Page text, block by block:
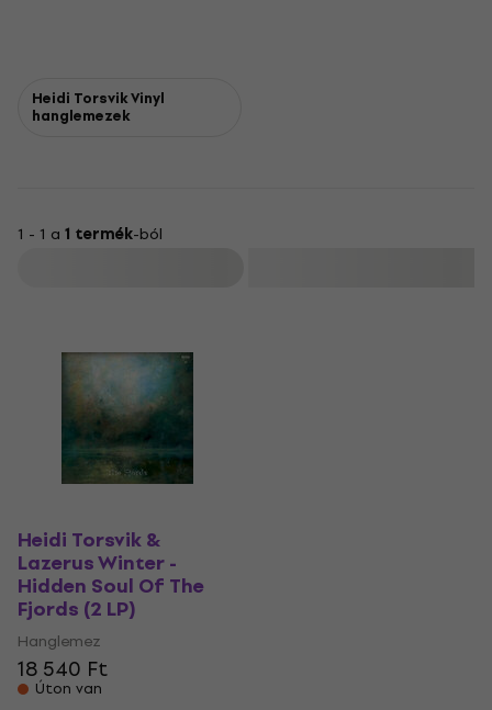
Heidi Torsvik Vinyl
hanglemezek
1 - 1 a 1 termék-ból
Heidi Torsvik &
Lazerus Winter -
Hidden Soul Of The
Fjords (2 LP)
Hanglemez
18 540 Ft
Úton van